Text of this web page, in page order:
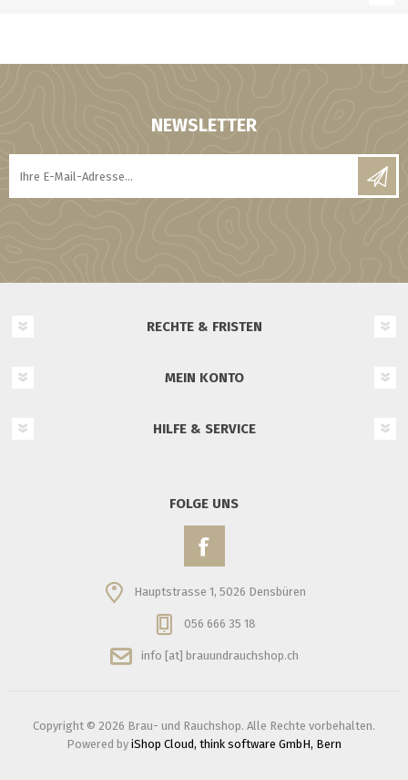
NEWSLETTER
RECHTE & FRISTEN
MEIN KONTO
HILFE & SERVICE
FOLGE UNS
Hauptstrasse 1, 5026 Densbüren
056 666 35 18
info [at] brauundrauchshop.ch
Copyright © 2026 Brau- und Rauchshop. Alle Rechte vorbehalten.
Powered by iShop Cloud, think software GmbH, Bern